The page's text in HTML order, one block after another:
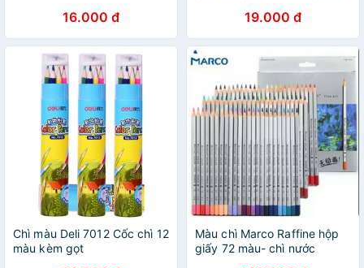
16.000 đ 19.000 đ
Chì màu Deli 7012 Cốc chì 12
màu kèm gọt
Màu chì Marco Raffine hộp
giấy 72 màu- chì nước